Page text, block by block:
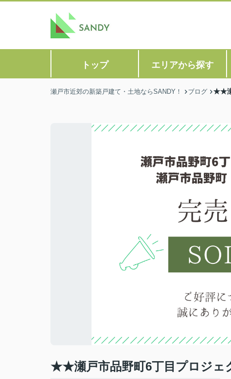
トップ エリアから探す
瀬戸市近郊の新築戸建て・土地ならSANDY！ ブログ ★★
★★瀬戸市品野町6丁目プロジ